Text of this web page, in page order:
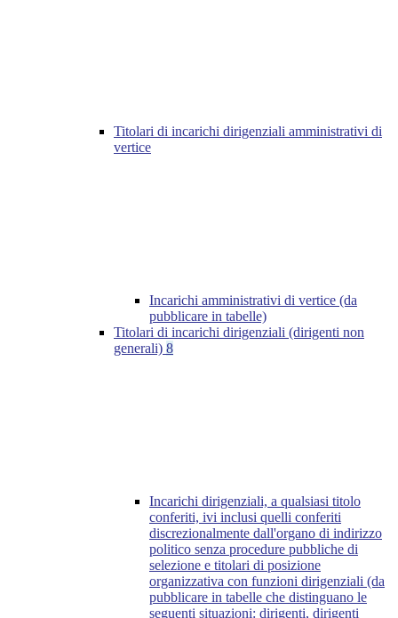
Titolari di incarichi dirigenziali amministrativi di
vertice
Incarichi amministrativi di vertice (da
pubblicare in tabelle)
Titolari di incarichi dirigenziali (dirigenti non
generali) 8
Incarichi dirigenziali, a qualsiasi titolo
conferiti, ivi inclusi quelli conferiti
discrezionalmente dall'organo di indirizzo
politico senza procedure pubbliche di
selezione e titolari di posizione
organizzativa con funzioni dirigenziali (da
pubblicare in tabelle che distinguano le
seguenti situazioni: dirigenti, dirigenti